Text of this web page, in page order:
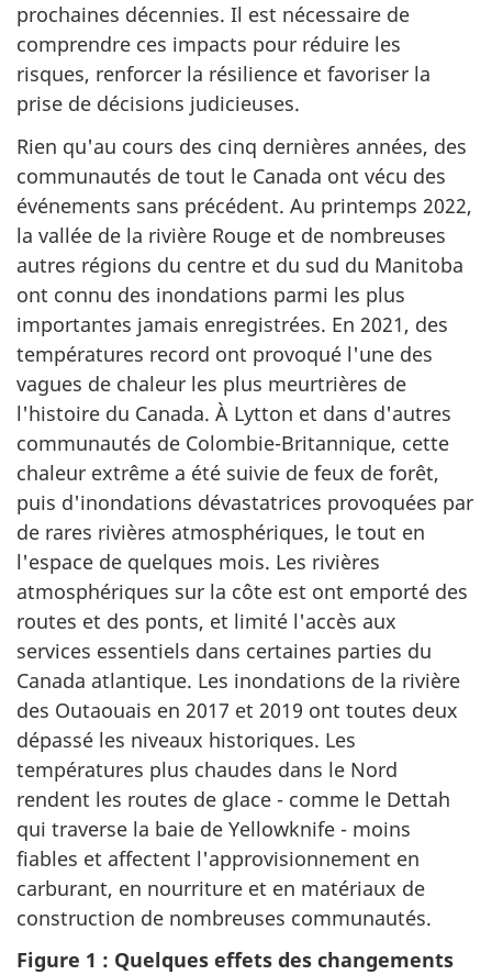
prochaines décennies. Il est nécessaire de
comprendre ces impacts pour réduire les
risques, renforcer la résilience et favoriser la
prise de décisions judicieuses.
Rien qu'au cours des cinq dernières années, des
communautés de tout le Canada ont vécu des
événements sans précédent. Au printemps 2022,
la vallée de la rivière Rouge et de nombreuses
autres régions du centre et du sud du Manitoba
ont connu des inondations parmi les plus
importantes jamais enregistrées. En 2021, des
températures record ont provoqué l'une des
vagues de chaleur les plus meurtrières de
l'histoire du Canada. À Lytton et dans d'autres
communautés de Colombie-Britannique, cette
chaleur extrême a été suivie de feux de forêt,
puis d'inondations dévastatrices provoquées par
de rares rivières atmosphériques, le tout en
l'espace de quelques mois. Les rivières
atmosphériques sur la côte est ont emporté des
routes et des ponts, et limité l'accès aux
services essentiels dans certaines parties du
Canada atlantique. Les inondations de la rivière
des Outaouais en 2017 et 2019 ont toutes deux
dépassé les niveaux historiques. Les
températures plus chaudes dans le Nord
rendent les routes de glace - comme le Dettah
qui traverse la baie de Yellowknife - moins
fiables et affectent l'approvisionnement en
carburant, en nourriture et en matériaux de
construction de nombreuses communautés.
Figure 1 : Quelques effets des changements